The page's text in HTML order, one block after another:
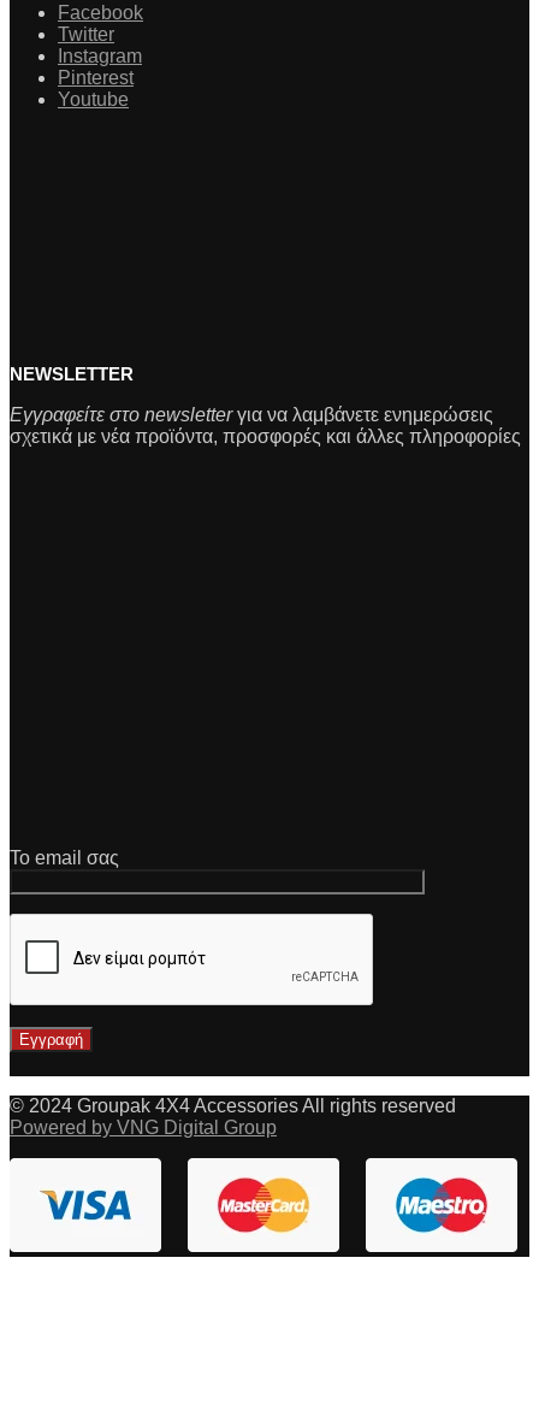
Facebook
Twitter
Instagram
Pinterest
Youtube
NEWSLETTER
Εγγραφείτε στο newsletterγια να λαμβάνετε ενημερώσεις
σχετικά με νέα προϊόντα, προσφορές και άλλες πληροφορίες
Το email σας
© 2024 Groupak 4X4 Accessories All rights reserved
Powered by VNG Digital Group